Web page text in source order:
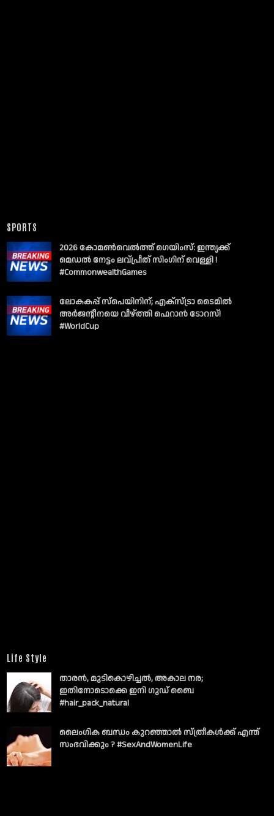
SPORTS
2026 കോമൺവെൽത്ത് ഗെയിംസ്: ഇന്ത്യക്ക്
മെഡൽ നേട്ടം ലവ്പ്രീത് സിംഗിന് വെള്ളി !
#CommonwealthGames
ലോകകപ്പ് സ്പെയിനിന്; എക്സ്ട്രാ ടൈമിൽ
അർജന്റീനയെ വീഴ്ത്തി ഫെറാൻ ടോറസ്!
#WorldCup
Life Style
താരൻ, മുടികൊഴിച്ചൽ, അകാല നര;
ഇതിനോടൊക്കെ ഇനി ഗുഡ് ബൈ
#hair_pack_natural
ലൈംഗിക ബന്ധം കുറഞ്ഞാല്‍ സ്ത്രീകള്‍ക്ക് എന്ത്
സംഭവിക്കും ? #SexAndWomenLife